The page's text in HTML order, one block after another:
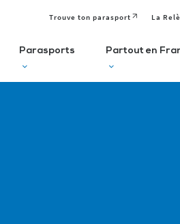
Trouve ton parasport La
Parasports Partout en